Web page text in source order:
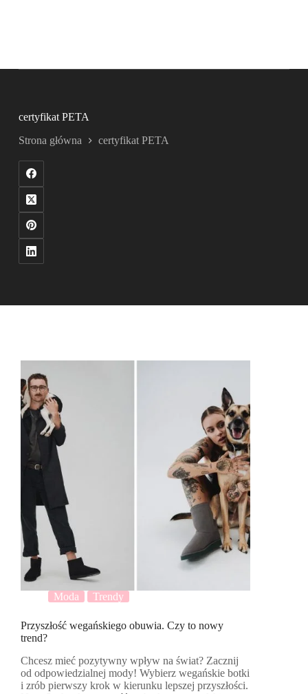
certyfikat PETA
Strona główna certyfikat PETA
Moda Trendy
Przyszłość wegańskiego obuwia. Czy to nowy
trend?
Chcesz mieć pozytywny wpływ na świat? Zacznij
od odpowiedzialnej mody! Wybierz wegańskie botki
i zrób pierwszy krok w kierunku lepszej przyszłości.